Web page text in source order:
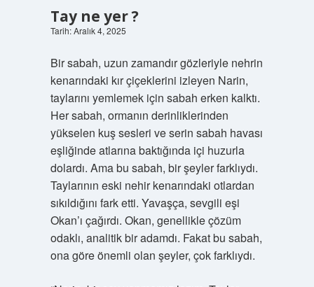
Tay ne yer ?
Tarih: Aralık 4, 2025
Bir sabah, uzun zamandır gözleriyle nehrin
kenarındaki kır çiçeklerini izleyen Narin,
taylarını yemlemek için sabah erken kalktı.
Her sabah, ormanın derinliklerinden
yükselen kuş sesleri ve serin sabah havası
eşliğinde atlarına baktığında içi huzurla
dolardı. Ama bu sabah, bir şeyler farklıydı.
Taylarının eski nehir kenarındaki otlardan
sıkıldığını fark etti. Yavaşça, sevgili eşi
Okan’ı çağırdı. Okan, genellikle çözüm
odaklı, analitik bir adamdı. Fakat bu sabah,
ona göre önemli olan şeyler, çok farklıydı.